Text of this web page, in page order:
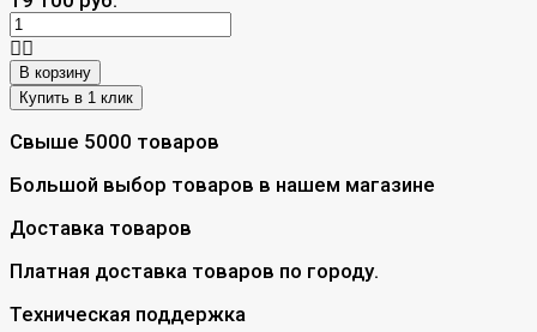
В корзину
Свыше 5000 товаров
Большой выбор товаров в нашем магазине
Доставка товаров
Платная доставка товаров по городу.
Техническая поддержка